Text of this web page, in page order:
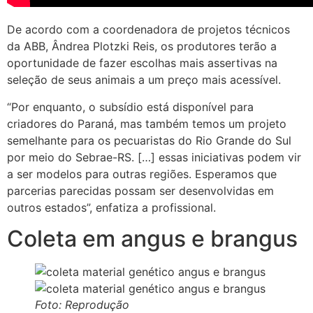
De acordo com a coordenadora de projetos técnicos
da ABB, Ândrea Plotzki Reis, os produtores terão a
oportunidade de fazer escolhas mais assertivas na
seleção de seus animais a um preço mais acessível.
“Por enquanto, o subsídio está disponível para
criadores do Paraná, mas também temos um projeto
semelhante para os pecuaristas do Rio Grande do Sul
por meio do Sebrae-RS. […] essas iniciativas podem vir
a ser modelos para outras regiões. Esperamos que
parcerias parecidas possam ser desenvolvidas em
outros estados”, enfatiza a profissional.
Coleta em angus e brangus
Foto: Reprodução